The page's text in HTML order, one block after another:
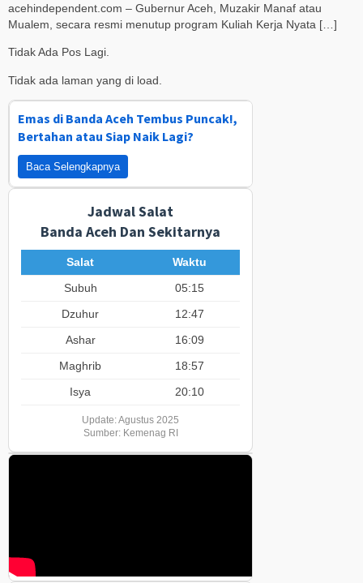
acehindependent.com – Gubernur Aceh, Muzakir Manaf atau
Mualem, secara resmi menutup program Kuliah Kerja Nyata […]
Tidak Ada Pos Lagi.
Tidak ada laman yang di load.
Emas di Banda Aceh Tembus Puncak!,
Bertahan atau Siap Naik Lagi?
Baca Selengkapnya
Jadwal Salat
Banda Aceh Dan Sekitarnya
Salat
Waktu
Subuh
05:15
Dzuhur
12:47
Ashar
16:09
Maghrib
18:57
Isya
20:10
Update: Agustus 2025
Sumber: Kemenag RI